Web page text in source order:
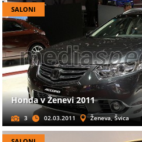
SALONI
Honda v Ženevi 2011
3 02.03.2011 Ženeva, Švica